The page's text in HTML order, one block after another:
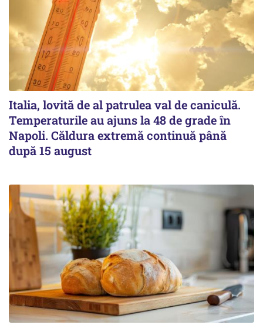
Italia, lovită de al patrulea val de caniculă.
Temperaturile au ajuns la 48 de grade în
Napoli. Căldura extremă continuă până
după 15 august